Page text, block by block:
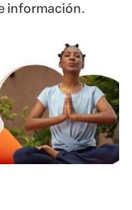
información.